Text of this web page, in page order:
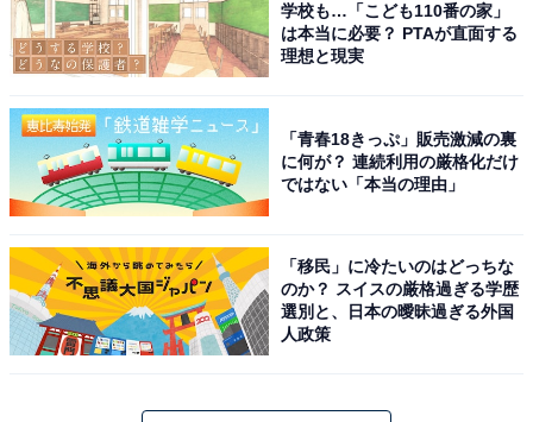
学校も…「こども110番の家」
は本当に必要？ PTAが直面する
理想と現実
「青春18きっぷ」販売激減の裏
に何が？ 連続利用の厳格化だけ
ではない「本当の理由」
「移民」に冷たいのはどっちな
のか？ スイスの厳格過ぎる学歴
選別と、日本の曖昧過ぎる外国
人政策